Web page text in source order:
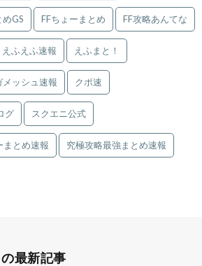
GS FFちょーまとめ FF攻略あんてな
えふえふ速報 えふまと！
メッシュ速報 クポ速
グ スクエニ公式
まとめ速報 究極攻略最強まとめ速報
最新記事